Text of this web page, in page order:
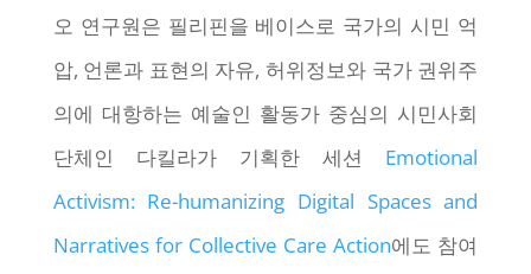
오 연구원은 필리핀을 베이스로 국가의 시민 억
압, 언론과 표현의 자유, 허위정보와 국가 권위주
의에 대항하는 예술인 활동가 중심의 시민사회
단체인 다킬라가 기획한 세션 Emotional
Activism: Re-humanizing Digital Spaces and
Narratives for Collective Care Action에도 참여